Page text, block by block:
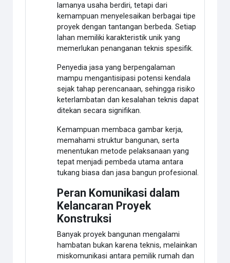
lamanya usaha berdiri, tetapi dari
kemampuan menyelesaikan berbagai tipe
proyek dengan tantangan berbeda. Setiap
lahan memiliki karakteristik unik yang
memerlukan penanganan teknis spesifik.
Penyedia jasa yang berpengalaman
mampu mengantisipasi potensi kendala
sejak tahap perencanaan, sehingga risiko
keterlambatan dan kesalahan teknis dapat
ditekan secara signifikan.
Kemampuan membaca gambar kerja,
memahami struktur bangunan, serta
menentukan metode pelaksanaan yang
tepat menjadi pembeda utama antara
tukang biasa dan jasa bangun profesional.
Peran Komunikasi dalam
Kelancaran Proyek
Konstruksi
Banyak proyek bangunan mengalami
hambatan bukan karena teknis, melainkan
miskomunikasi antara pemilik rumah dan